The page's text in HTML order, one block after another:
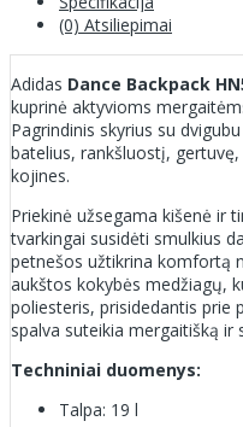
(0) Atsiliepimai
Adidas Dance Backpack
kuprinė aktyvioms
Pagrindinis skyrius su
batelius, rankšluostį,
kojines.
Priekinė užsegama kišenė ir
tvarkingai susidėti smulkius
petnešos užtikrina komfortą
aukštos kokybės medžiagų,
poliesteris, prisidedantis prie
spalva suteikia mergaitišką ir
Techniniai duomenys:
Talpa: 19 l